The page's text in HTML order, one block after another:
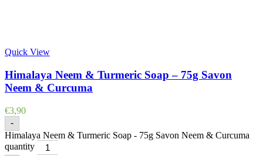
Quick View
Himalaya Neem & Turmeric Soap – 75g Savon
Neem & Curcuma
€3,90
-
Himalaya Neem & Turmeric Soap - 75g Savon Neem & Curcuma
quantity